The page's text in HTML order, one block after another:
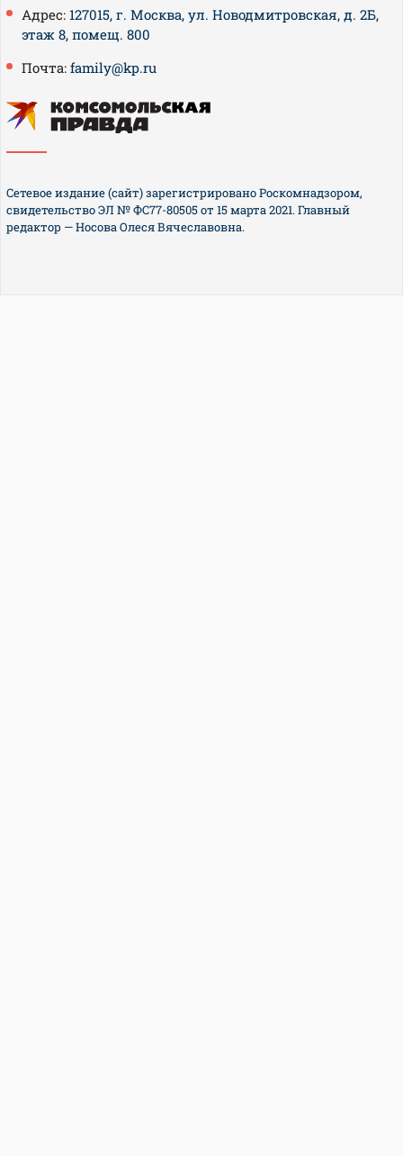
Адрес: 127015, г. Москва, ул. Новодмитровская, д. 2Б,
этаж 8, помещ. 800
Почта: family@kp.ru
Сетевое издание (сайт) зарегистрировано Роскомнадзором,
свидетельство ЭЛ № ФС77-80505 от 15 марта 2021. Главный
редактор — Носова Олеся Вячеславовна.